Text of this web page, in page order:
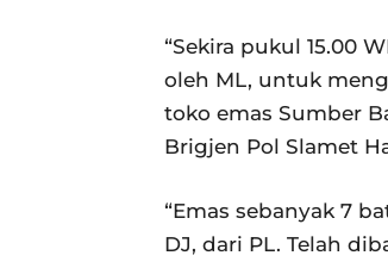
“Sekira pukul 15.00
oleh ML, untuk
toko emas Sumber
Brigjen Pol Slamet
“Emas sebanyak 7
DJ, dari PL. Telah